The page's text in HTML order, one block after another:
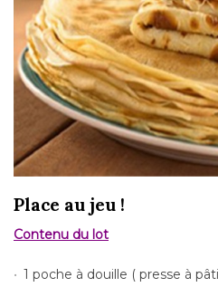
Place au jeu !
Contenu du lot
1 poche à douille ( presse à